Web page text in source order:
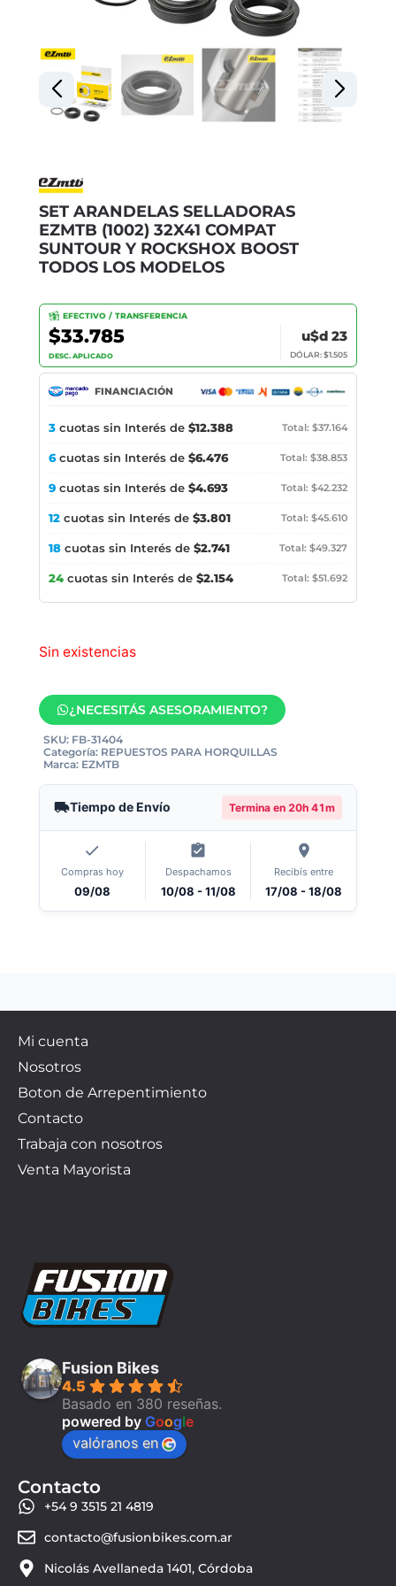
SET ARANDELAS SELLADORAS
EZMTB (1002) 32X41 COMPAT
SUNTOUR Y ROCKSHOX BOOST
TODOS LOS MODELOS
EFECTIVO / TRANSFERENCIA
$33.785
DESC. APLICADO
u$d 23
DÓLAR: $1.505
FINANCIACIÓN
3 cuotas sin Interés de $12.388 Total: $37.164
6cuotas sin Interés de $6.476 Total: $38.853
9 cuotas sin Interés de $4.693 Total: $42.232
12 cuotas sin Interés de $3.801 Total: $45.610
18 cuotas sin Interés de $2.741 Total: $49.327
24 cuotas sin Interés de $2.154 Total: $51.692
Sin existencias
¿NECESITÁS ASESORAMIENTO?
SKU: FB-31404
Categoría: REPUESTOS PARA HORQUILLAS
Marca: EZMTB
Tiempo de Envío Termina en 20h 41m
Compras hoy
09/08
Despachamos
10/08 - 11/08
Recibís entre
17/08 - 18/08
Mi cuenta
Nosotros
Boton de Arrepentimiento
Contacto
Trabaja con nosotros
Venta Mayorista
Fusion Bikes
4.5
Basado en 380 reseñas.
powered by Google
valóranos en
Contacto
+54 9 3515 21 4819
contacto@fusionbikes.com.ar
Nicolás Avellaneda 1401, Córdoba